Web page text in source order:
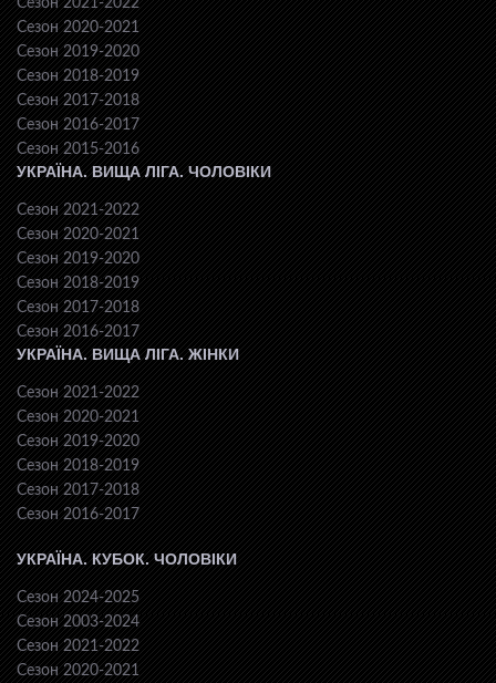
Сезон 2021-2022
Сезон 2020-2021
Сезон 2019-2020
Сезон 2018-2019
Сезон 2017-2018
Сезон 2016-2017
Сезон 2015-2016
УКРАЇНА. ВИЩА ЛІГА. ЧОЛОВІКИ
Сезон 2021-2022
Сезон 2020-2021
Сезон 2019-2020
Сезон 2018-2019
Сезон 2017-2018
Сезон 2016-2017
УКРАЇНА. ВИЩА ЛІГА. ЖІНКИ
Сезон 2021-2022
Сезон 2020-2021
Сезон 2019-2020
Сезон 2018-2019
Сезон 2017-2018
Сезон 2016-2017
УКРАЇНА. КУБОК. ЧОЛОВІКИ
Сезон 2024-2025
Сезон 2003-2024
Сезон 2021-2022
Сезон 2020-2021